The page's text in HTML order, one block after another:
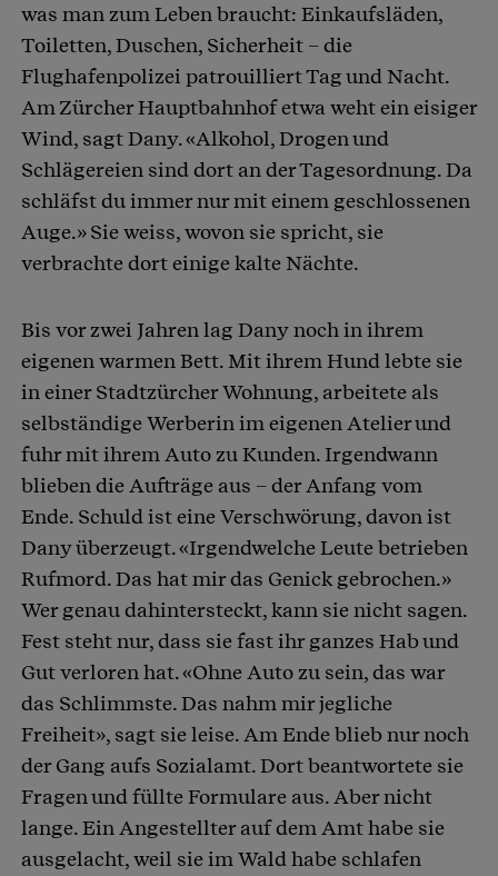
was man zum Leben braucht: Einkaufsläden,
Toiletten, Duschen, Sicherheit – die
Flughafenpolizei patrouilliert Tag und Nacht.
Am Zürcher Hauptbahnhof etwa weht ein eisiger
Wind, sagt Dany. «Alkohol, Drogen und
Schlägereien sind dort an der Tagesordnung. Da
schläfst du immer nur mit einem geschlossenen
Auge.» Sie weiss, wovon sie spricht, sie
verbrachte dort einige kalte Nächte.
Bis vor zwei Jahren lag Dany noch in ihrem
eigenen warmen Bett. Mit ihrem Hund lebte sie
in einer Stadtzürcher Wohnung, arbeitete als
selbständige Werberin im eigenen Atelier und
fuhr mit ihrem Auto zu Kunden. Irgendwann
blieben die Aufträge aus – der Anfang vom
Ende. Schuld ist eine Verschwörung, davon ist
Dany überzeugt. «Irgendwelche Leute betrieben
Rufmord. Das hat mir das Genick gebrochen.»
Wer genau dahintersteckt, kann sie nicht sagen.
Fest steht nur, dass sie fast ihr ganzes Hab und
Gut verloren hat. «Ohne Auto zu sein, das war
das Schlimmste. Das nahm mir jegliche
Freiheit», sagt sie leise. Am Ende blieb nur noch
der Gang aufs Sozialamt. Dort beantwortete sie
Fragen und füllte Formulare aus. Aber nicht
lange. Ein Angestellter auf dem Amt habe sie
ausgelacht, weil sie im Wald habe schlafen